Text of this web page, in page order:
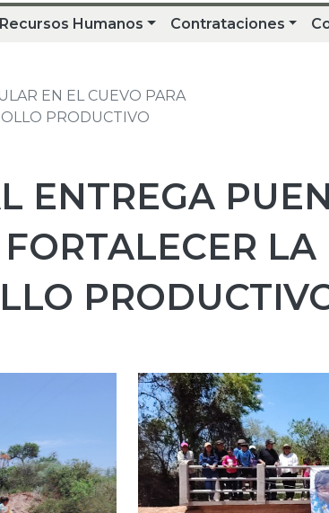
Recursos Humanos Contrataciones
EN EL CUEVO PARA
PRODUCTIVO
ENTREGA